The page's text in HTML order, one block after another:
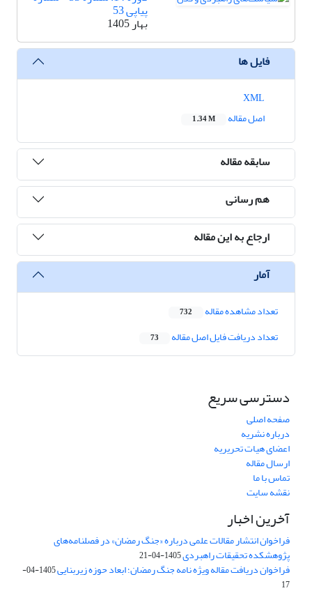
پیاپی 53
بهار 1405
فایل ها
اصل مقاله
1.34 M
سابقه مقاله
هم رسانی
ارجاع به این مقاله
آمار
تعداد مشاهده مقاله 732
تعداد دریافت فایل اصل مقاله 73
دسترسی سریع
صفحه اصلی
درباره نشریه
اعضای هیات تحریریه
ارسال مقاله
تماس با ما
نقشه سایت
آخرین اخبار
فراخوان انتشار مقالات علمی درباره «جنگ رمضان» در فصلنامه‌های
پژوهشکده تحقیقات راهبردی1405-04-21
فراخوان دریافت مقاله ویژه نامه جنگ رمضان؛ ابعاد حوزه زیربنایی
1405-04-
17